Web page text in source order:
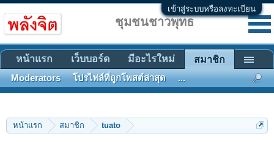
เข้าสู่ระบบหรือลงทะเบียน
หน้าแรก สมาชิก tuato
ชุมชนชาวพุทธ
หน้าแรก เว็บบอร์ด มีอะไรใหม่ สมาชิก
Moderators โปรไฟล์ที่ถูกโพสต์ล่าสุด ...